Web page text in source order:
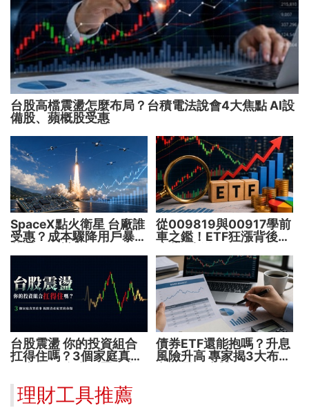
台股高檔震盪怎麼布局？台積電法說會4大焦點 AI設
備股、蘋概股受惠
SpaceX點火衛星 台廠誰
受惠？成本驟降用戶暴增
從009819與00917學前
車之鑑！ETF狂漲背後
台股震盪 你的投資組合
扛得住嗎？3個家庭真實
傷
債券ETF還能抱嗎？升息
風險升高 專家揭3大布局
理財工具推薦